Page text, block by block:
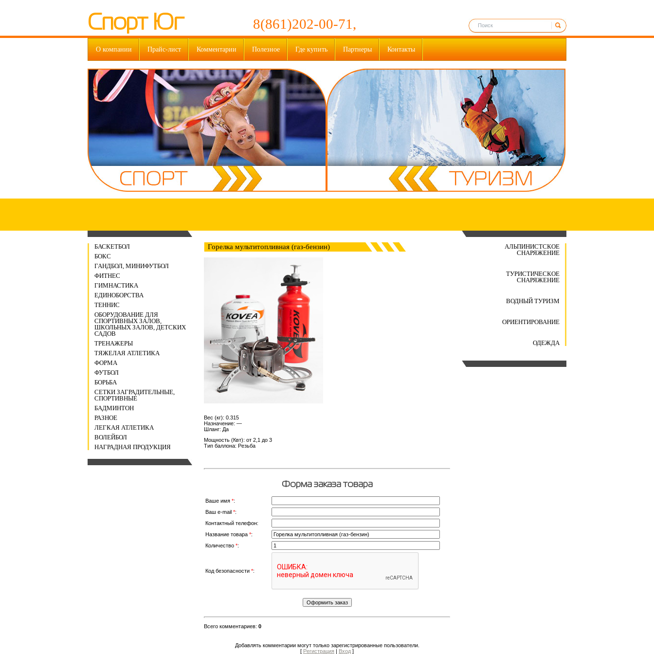
Спорт Юг 8(861)202-00-71,
О компании Прайс-лист Комментарии Полезное Где купить Партнеры Контакты
БАСКЕТБОЛ
БОКС
ГАНДБОЛ, МИНИФУТБОЛ
ФИТНЕС
ГИМНАСТИКА
ЕДИНОБОРСТВА
ТЕННИС
ОБОРУДОВАНИЕ ДЛЯ
СПОРТИВНЫХ ЗАЛОВ,
ШКОЛЬНЫХ ЗАЛОВ, ДЕТСКИХ
САДОВ
ТРЕНАЖЕРЫ
ТЯЖЕЛАЯ АТЛЕТИКА
ФОРМА
ФУТБОЛ
БОРЬБА
СЕТКИ ЗАГРАДИТЕЛЬНЫЕ,
СПОРТИВНЫЕ
БАДМИНТОН
РАЗНОЕ
ЛЕГКАЯ АТЛЕТИКА
ВОЛЕЙБОЛ
НАГРАДНАЯ ПРОДУКЦИЯ
АЛЬПИНИСТСКОЕ
СНАРЯЖЕНИЕ
ТУРИСТИЧЕСКОЕ
СНАРЯЖЕНИЕ
ВОДНЫЙ ТУРИЗМ
ОРИЕНТИРОВАНИЕ
ОДЕЖДА
Горелка мультитопливная (газ-бензин)
Вес (кг): 0.315
Назначение: —
Шланг: Да
Мощность (Квт): от 2,1 до 3
Тип баллона: Резьба
Форма заказа товара
Ваше имя *:
Ваш e-mail *:
Контактный телефон:
Название товара *:
Количество *:
Код безопасности *:
Всего комментариев: 0
Добавлять комментарии могут только зарегистрированные пользователи.
[ Регистрация Вход ]